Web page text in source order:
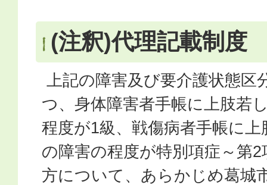
(注釈)代理記載制度
上記の障害及び要介護状態区
つ、身体障害者手帳に上肢若
程度が1級、戦傷病者手帳に
の障害の程度が特別項症～第
方について、あらかじめ葛城